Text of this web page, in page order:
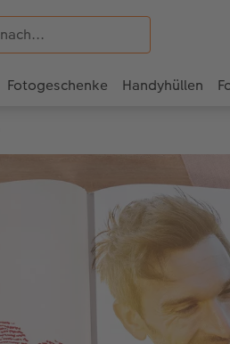
Fotogeschenke Handyhüllen